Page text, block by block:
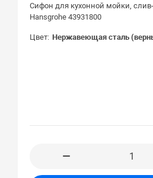
Сифон для кухонной мойки,
Hansgrohe 43931800
Цвет Нержавеющая сталь